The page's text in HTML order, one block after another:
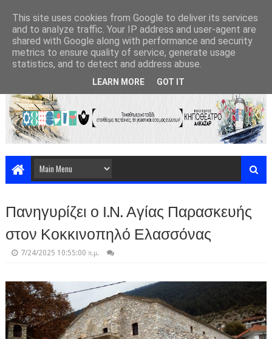
Πανηγυρίζει ο Ι.Ν. Αγίας Παρασκευής
στον Κοκκινοπηλό Ελασσόνας
7/24/2025 10:55:00 π.μ.
This site uses cookies from Google to deliver its services
and to analyze traffic. Your IP address and user-agent are
shared with Google along with performance and security
metrics to ensure quality of service, generate usage
statistics, and to detect and address abuse.
LEARN MORE GOT IT